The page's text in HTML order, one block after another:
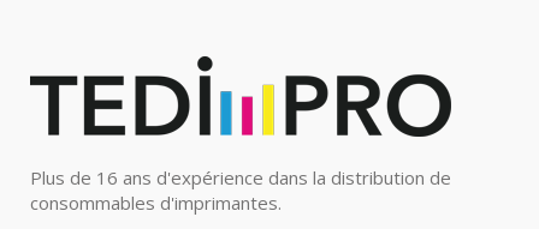
Plus de 16 ans d'expérience dans la distribution de
consommables d'imprimantes.